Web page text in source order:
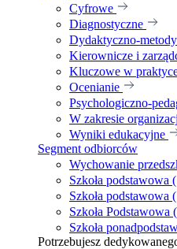
Cyfrowe
Diagnostyczne
Dydaktyczno-
Kierownicze i
Kluczowe w
Ocenianie
Psychologiczno-
W zakresie
Wyniki edukacyjne
Segment odbiorców
Wychowanie
Szkoła podstawowa
Szkoła podstawowa
Szkoła Podstawowa
Szkoła
Potrzebujesz